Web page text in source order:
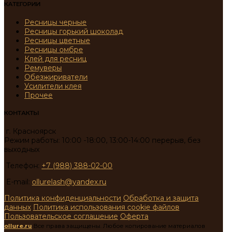
КАТЕГОРИИ
Ресницы черные
Ресницы горький шоколад
Ресницы цветные
Ресницы омбре
Клей для ресниц
Ремуверы
Обезжириватели
Усилители клея
Прочее
КОНТАКТЫ
г. Красноярск
Режим работы: 10:00 -18:00, 13:00-14:00 перерыв, без
выходных
Телефон: +7 (988) 388-02-00
E-mail: ollurelash@yandex.ru
Политика конфиденциальности Обработка и защита
данных Политика использования cookie файлов
Пользовательское соглашение Оферта
ollure.ru Все права защищены. Любое копирование материалов